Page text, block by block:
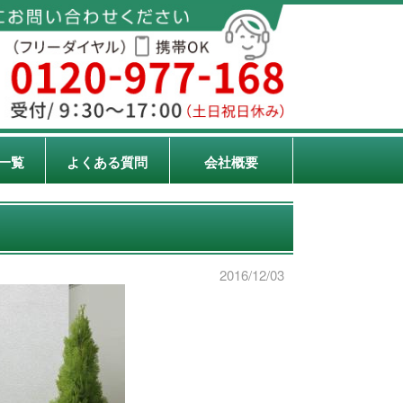
覧 よくある質問 会社概要
2016/12/03